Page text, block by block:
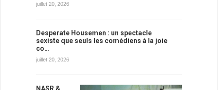
juillet 20, 2026
Desperate Housemen : un spectacle
sexiste que seuls les comédiens à la joie
co…
juillet 20, 2026
NASR &